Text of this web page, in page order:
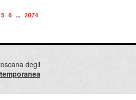
5 6 ... 2074
degli